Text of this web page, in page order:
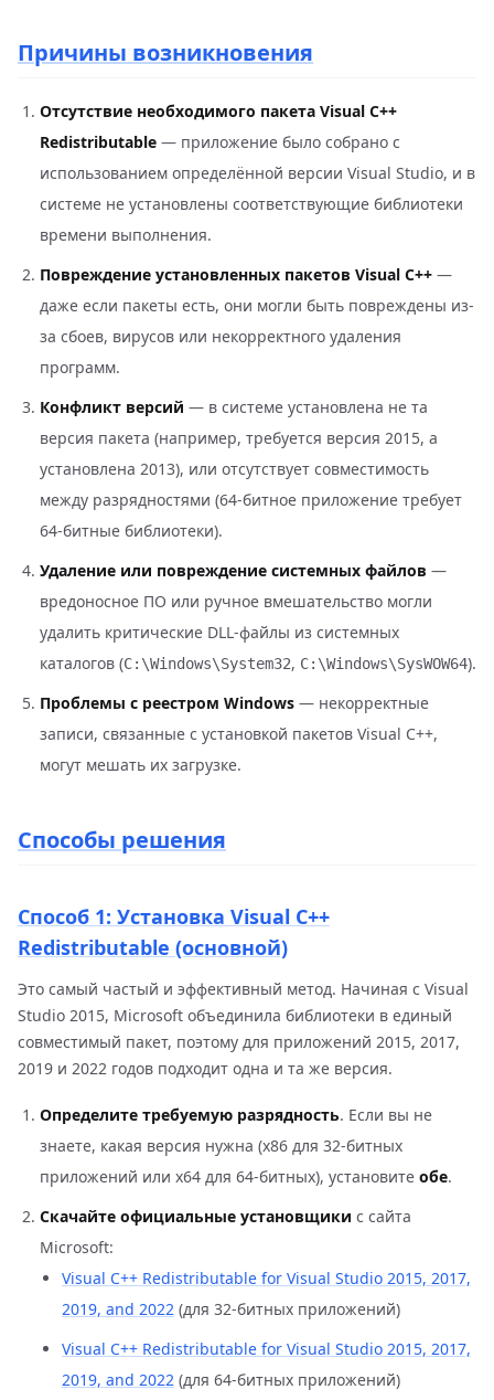
Причины возникновения
Отсутствие необходимого пакета Visual C++
Redistributable — приложение было собрано с
использованием определённой версии Visual Studio, и в
системе не установлены соответствующие библиотеки
времени выполнения.
Повреждение установленных пакетов Visual C++ —
даже если пакеты есть, они могли быть повреждены из-
за сбоев, вирусов или некорректного удаления
программ.
Конфликт версий — в системе установлена не та
версия пакета (например, требуется версия 2015, а
установлена 2013), или отсутствует совместимость
между разрядностями (64-битное приложение требует
64-битные библиотеки).
Удаление или повреждение системных файлов —
вредоносное ПО или ручное вмешательство могли
удалить критические DLL-файлы из системных
каталогов (C:\Windows\System32, C:\Windows\SysWOW64).
Проблемы с реестром Windows — некорректные
записи, связанные с установкой пакетов Visual C++,
могут мешать их загрузке.
Способы решения
Способ 1: Установка Visual C++
Redistributable (основной)
Это самый частый и эффективный метод. Начиная с Visual
Studio 2015, Microsoft объединила библиотеки в единый
совместимый пакет, поэтому для приложений 2015, 2017,
2019 и 2022 годов подходит одна и та же версия.
Определите требуемую разрядность. Если вы не
знаете, какая версия нужна (x86 для 32-битных
приложений или x64 для 64-битных), установите обе.
Скачайте официальные установщики с сайта
Microsoft:
Visual C++ Redistributable for Visual Studio 2015, 2017,
2019, and 2022 (для 32-битных приложений)
Visual C++ Redistributable for Visual Studio 2015, 2017,
2019, and 2022 (для 64-битных приложений)